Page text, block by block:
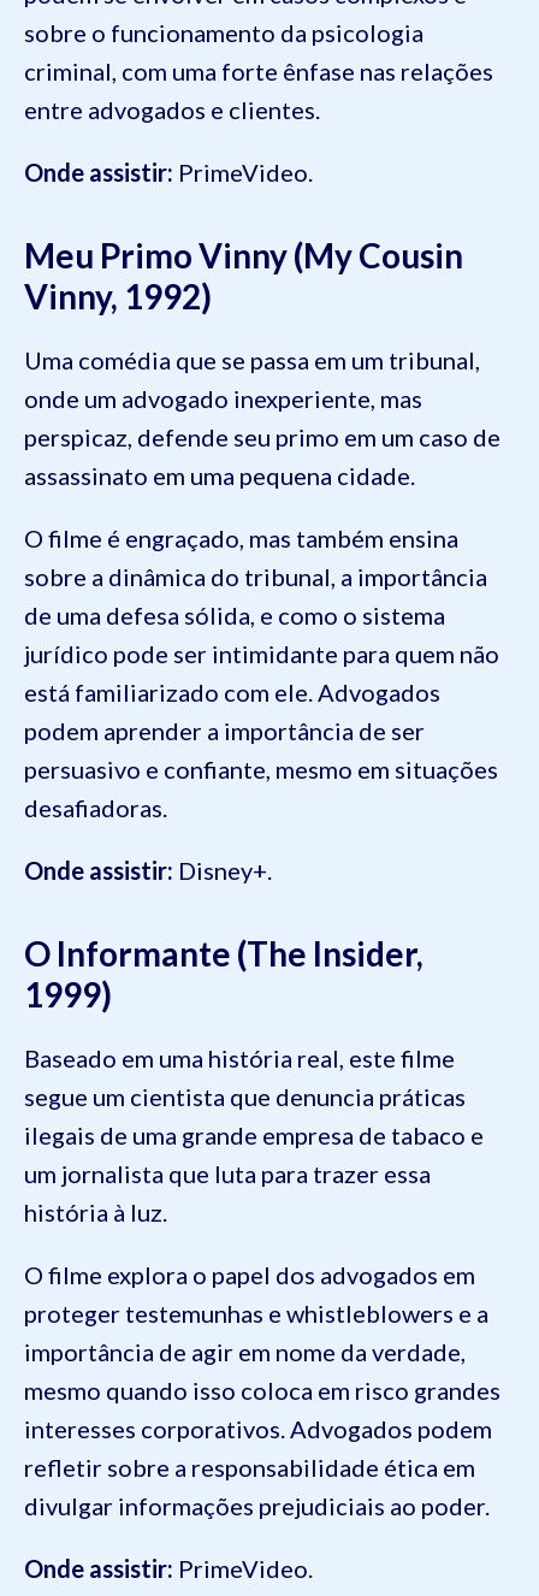
sobre o funcionamento da psicologia
criminal, com uma forte ênfase nas relações
entre advogados e clientes.
Onde assistir: PrimeVideo.
Meu Primo Vinny (My Cousin
Vinny, 1992)
Uma comédia que se passa em um tribunal,
onde um advogado inexperiente, mas
perspicaz, defende seu primo em um caso de
assassinato em uma pequena cidade.
O filme é engraçado, mas também ensina
sobre a dinâmica do tribunal, a importância
de uma defesa sólida, e como o sistema
jurídico pode ser intimidante para quem não
está familiarizado com ele. Advogados
podem aprender a importância de ser
persuasivo e confiante, mesmo em situações
desafiadoras.
Onde assistir: Disney+.
O Informante (The Insider,
1999)
Baseado em uma história real, este filme
segue um cientista que denuncia práticas
ilegais de uma grande empresa de tabaco e
um jornalista que luta para trazer essa
história à luz.
O filme explora o papel dos advogados em
proteger testemunhas e whistleblowers e a
importância de agir em nome da verdade,
mesmo quando isso coloca em risco grandes
interesses corporativos. Advogados podem
refletir sobre a responsabilidade ética em
divulgar informações prejudiciais ao poder.
Onde assistir: PrimeVideo.